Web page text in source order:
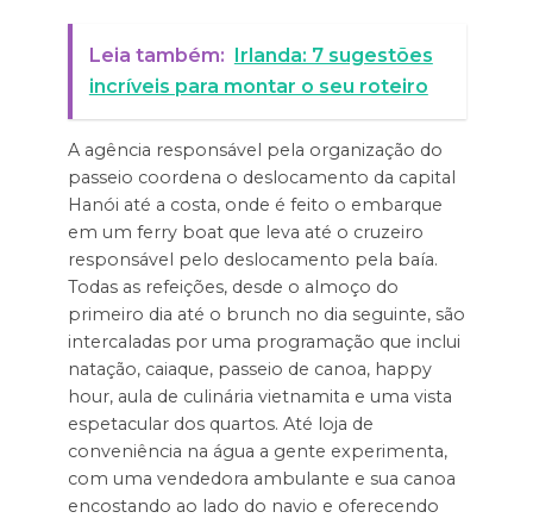
Leia também: Irlanda: 7 sugestões
incríveis para montar o seu roteiro
A agência responsável pela organização do
passeio coordena o deslocamento da capital
Hanói até a costa, onde é feito o embarque
em um ferry boat que leva até o cruzeiro
responsável pelo deslocamento pela baía.
Todas as refeições, desde o almoço do
primeiro dia até o brunch no dia seguinte, são
intercaladas por uma programação que inclui
natação, caiaque, passeio de canoa, happy
hour, aula de culinária vietnamita e uma vista
espetacular dos quartos. Até loja de
conveniência na água a gente experimenta,
com uma vendedora ambulante e sua canoa
encostando ao lado do navio e oferecendo